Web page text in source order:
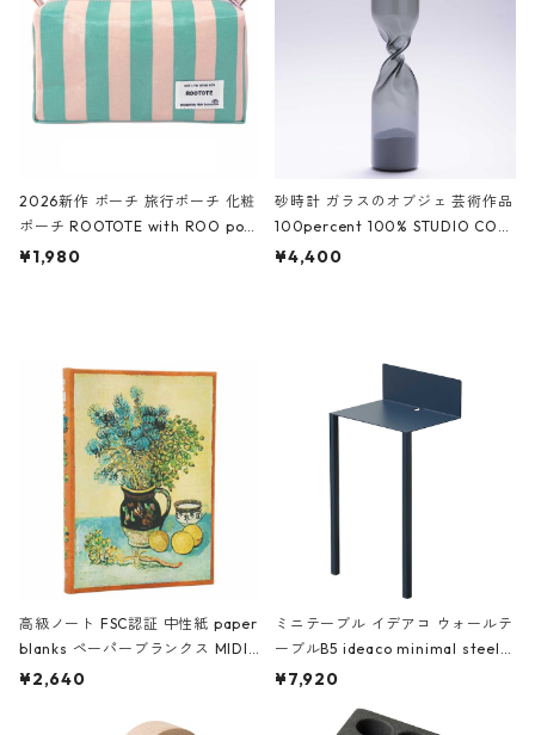
ーガンディー、オフホワイト
2026新作 ポーチ 旅行ポーチ 化粧
ポーチ ROOTOTE with ROO pou
ch 3532 ルートート WR.ポーチ.ラ
¥1,980
砂時計 ガラスのオブジェ 芸術作品
100percent 100% STUDIO COH
AKU Timeless 100パーセント ス
¥4,400
高級ノート FSC認証 中性紙 paper
blanks ペーパーブランクス MIDI
ハードカバー 罫線 ヴァン・ゴッホ
¥2,640
ミニテーブル イデアコ ウォールテ
ーブルB5 ideaco minimal steel f
urniture WALL Table B5 ネイビー
¥7,920